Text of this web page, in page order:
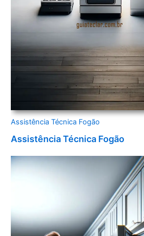
Assistência Técnica Fogão
Assistência Técnica Fogão